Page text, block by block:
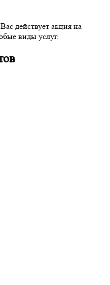
действует акция на
виды услуг.